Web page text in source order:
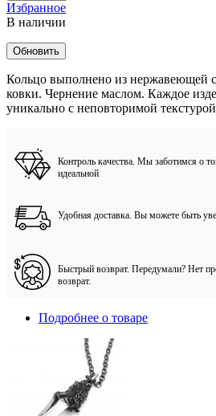
Избранное
В наличии
Кольцо выполнено из нержавеющей
ковки. Чернение маслом. Каждое
уникально с неповторимой
Контроль качества. Мы заботимся о
идеальной
Удобная доставка. Вы можете быть
Быстрый возврат. Передумали? Нет
возврат.
Подробнее о товаре